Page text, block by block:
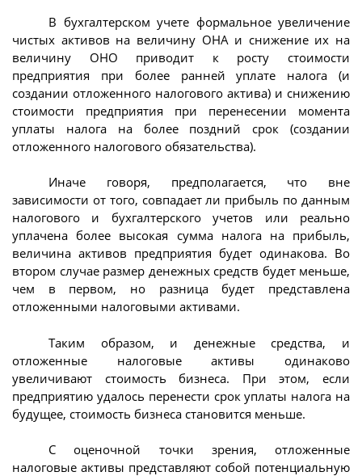
В бухгалтерском учете формальное увеличение
чистых активов на величину ОНА и снижение их на
величину ОНО приводит к росту стоимости
предприятия при более ранней уплате налога (и
создании отложенного налогового актива) и снижению
стоимости предприятия при перенесении момента
уплаты налога на более поздний срок (создании
отложенного налогового обязательства).
Иначе говоря, предполагается, что вне
зависимости от того, совпадает ли прибыль по данным
налогового и бухгалтерского учетов или реально
уплачена более высокая сумма налога на прибыль,
величина активов предприятия будет одинакова. Во
втором случае размер денежных средств будет меньше,
чем в первом, но разница будет представлена
отложенными налоговыми активами.
Таким образом, и денежные средства, и
отложенные налоговые активы одинаково
увеличивают стоимость бизнеса. При этом, если
предприятию удалось перенести срок уплаты налога на
будущее, стоимость бизнеса становится меньше.
С оценочной точки зрения, отложенные
налоговые активы представляют собой потенциальную